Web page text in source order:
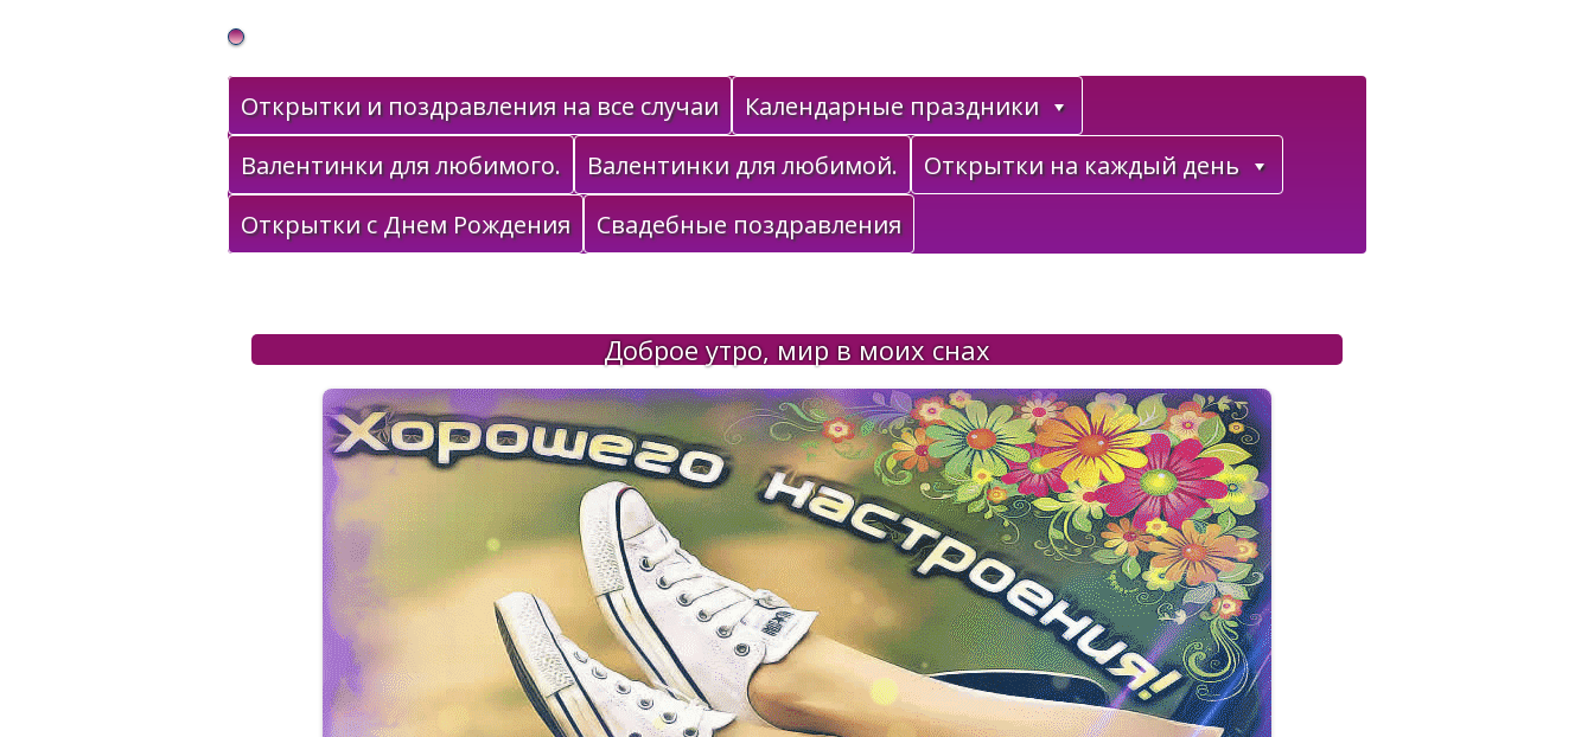
Gif Открытки в подарок
Открытки и поздравления на все случаи
Календарные праздники
Валентинки для любимого.
Валентинки для любимой.
Открытки на каждый день
Открытки с Днем Рождения
Свадебные поздравления
Доброе утро, мир в моих снах